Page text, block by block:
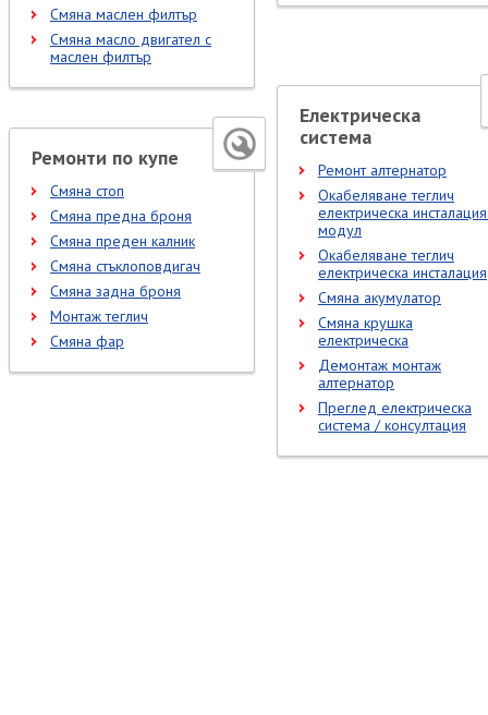
Смяна маслен филтър
Смяна масло двигател с
маслен филтър
Електрическа
система
Ремонт алтернатор
Окабеляване теглич
електрическа
модул
Окабеляване теглич
електрическа инсталация
Смяна акумулатор
Смяна крушка
електрическа
Демонтаж монтаж
алтернатор
Преглед електрическа
система / консултация
Ремонти по купе
Смяна стоп
Смяна предна броня
Смяна преден калник
Смяна стъклоповдигач
Смяна задна броня
Монтаж теглич
Смяна фар